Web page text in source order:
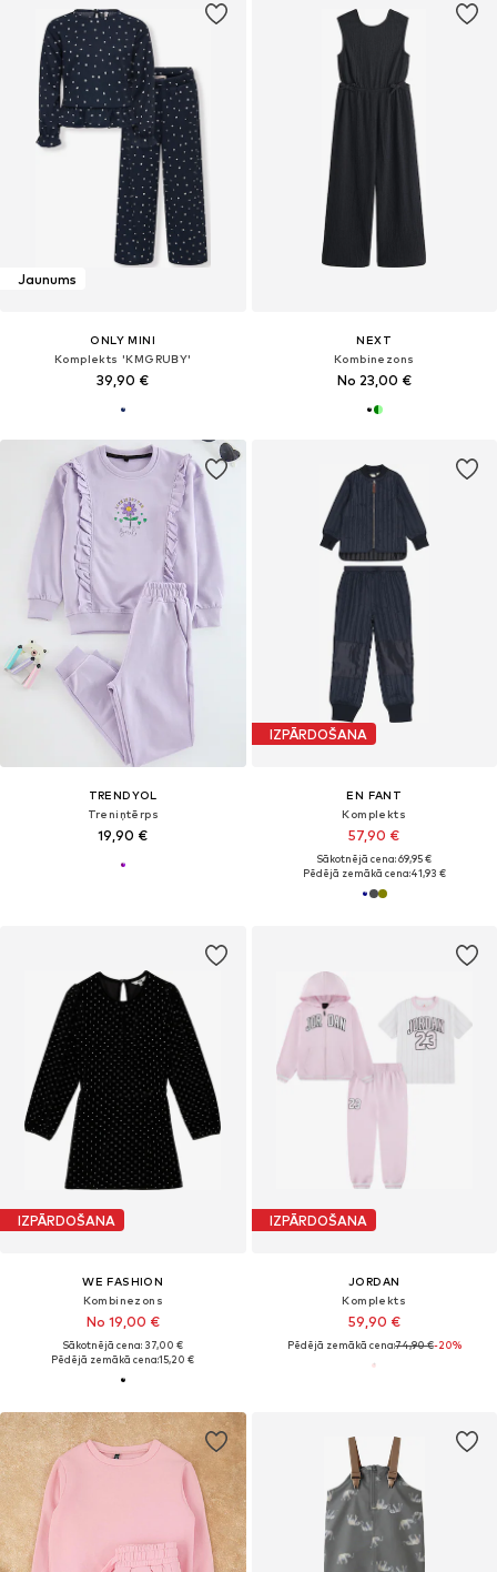
Jaunums
ONLY MINI
Komplekts 'KMGRUBY'
39,90 €
NEXT
Kombinezons
No 23,00 €
TRENDYOL
Treniņtērps
19,90 €
IZPĀRDOŠANA
EN FANT
Komplekts
57,90 €
Sākotnējā cena: 69,95 €
Pēdējā zemākā cena:41,93 €
IZPĀRDOŠANA
WE FASHION
Kombinezons
No 19,00 €
Sākotnējā cena: 37,00 €
Pēdējā zemākā cena:15,20 €
IZPĀRDOŠANA
JORDAN
Komplekts
59,90 €
Pēdējā zemākā cena:74,90 €-20%